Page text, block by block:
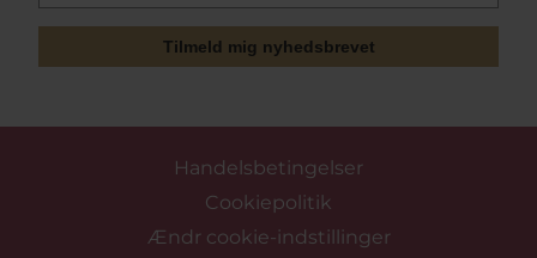
Tilmeld mig nyhedsbrevet
Handelsbetingelser
Cookiepolitik
Ændr cookie-indstillinger